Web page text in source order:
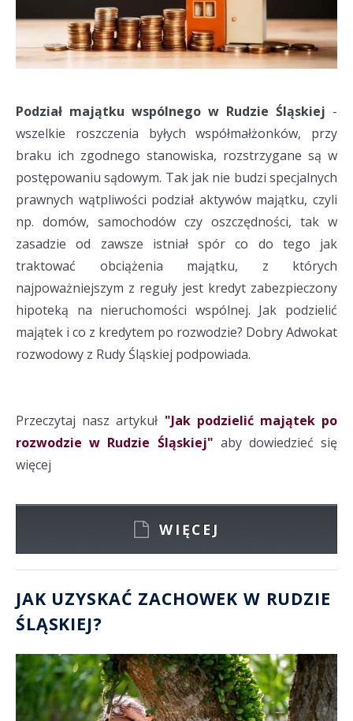
Podział majątku wspólnego w Rudzie Śląskiej -
wszelkie roszczenia byłych współmałżonków, przy
braku ich zgodnego stanowiska, rozstrzygane są w
postępowaniu sądowym. Tak jak nie budzi specjalnych
prawnych wątpliwości podział aktywów majątku, czyli
np. domów, samochodów czy oszczędności, tak w
zasadzie od zawsze istniał spór co do tego jak
traktować obciążenia majątku, z których
najpoważniejszym z reguły jest kredyt zabezpieczony
hipoteką na nieruchomości wspólnej. Jak podzielić
majątek i co z kredytem po rozwodzie? Dobry Adwokat
rozwodowy z Rudy Śląskiej podpowiada.
Przeczytaj nasz artykuł "Jak podzielić majątek po
rozwodzie w Rudzie Śląskiej" aby dowiedzieć się
więcej
WIĘCEJ
JAK UZYSKAĆ ZACHOWEK W RUDZIE
ŚLĄSKIEJ?